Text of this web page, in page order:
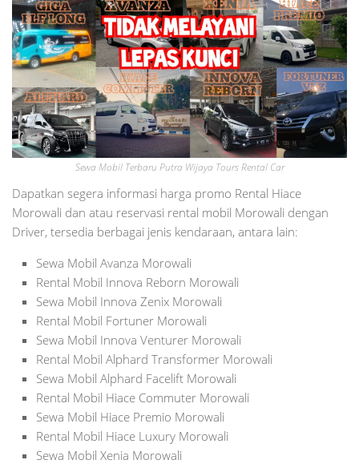
Sewa Mobil Terbaru Putra Wijaya Tours Rental Car
Dapatkan segera informasi harga promo Rental Hiace
Morowali dan atau reservasi rental mobil Morowali dengan
Driver, tersedia berbagai jenis kendaraan, antara lain:
Sewa Mobil Avanza Morowali
Rental Mobil Innova Reborn Morowali
Sewa Mobil Innova Zenix Morowali
Rental Mobil Fortuner Morowali
Sewa Mobil Innova Venturer Morowali
Rental Mobil Alphard Transformer Morowali
Sewa Mobil Alphard Facelift Morowali
Rental Mobil Hiace Commuter Morowali
Sewa Mobil Hiace Premio Morowali
Rental Mobil Hiace Luxury Morowali
Sewa Mobil Xenia Morowali